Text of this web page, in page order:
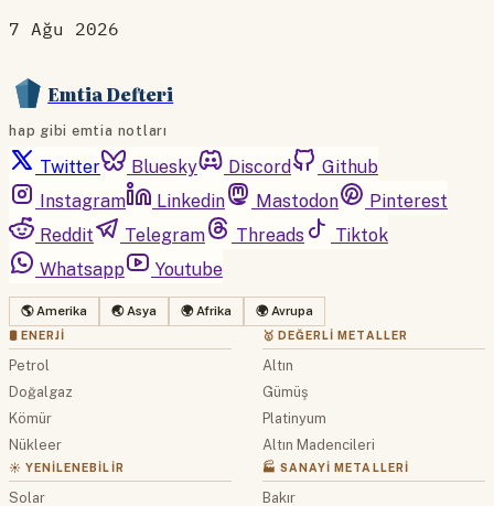
7 Ağu 2026
Emtia Defteri
hap gibi emtia notları
Twitter Bluesky Discord
Github
Instagram
Linkedin Mastodon
Pinterest
Reddit
Telegram Threads
Tiktok
Whatsapp
Youtube
🌎 Amerika 🌏 Asya 🌍 Afrika 🌍 Avrupa
🛢 ENERJI
Petrol
Doğalgaz
Kömür
Nükleer
☀️ YENILENEBILIR
Solar
🥇 DEĞERLI METALLER
Altın
Gümüş
Platinyum
Altın Madencileri
🏭 SANAYI METALLERI
Bakır